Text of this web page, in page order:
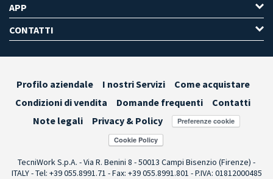
APP
CONTATTI
Profilo aziendale I nostri Servizi
Come acquistare
Condizioni di vendita
Domande frequenti
Contatti
Note legali
Privacy & Policy Preferenze cookie
TecniWork S.p.A. - Via R. Benini 8 - 50013 Campi Bisenzio (Firenze) -
ITALY - Tel: +39 055.8991.71 - Fax: +39 055.8991.801 - P.IVA: 01812000485